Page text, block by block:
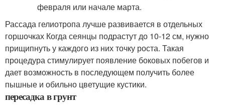
Рассада гелиотропа лучше развивается в отдельных
горшочках Когда сеянцы подрастут до 10-12 см, нужно
прищипнуть у каждого из них точку роста. Такая
процедура стимулирует появление боковых побегов и
дает возможность в последующем получить более
пышные и обильно цветущие кустики.
пересадка в грунт